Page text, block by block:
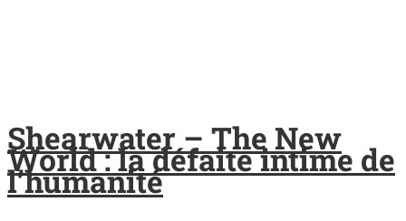
Shearwater – The New
World : la défaite intime de
l’humanité